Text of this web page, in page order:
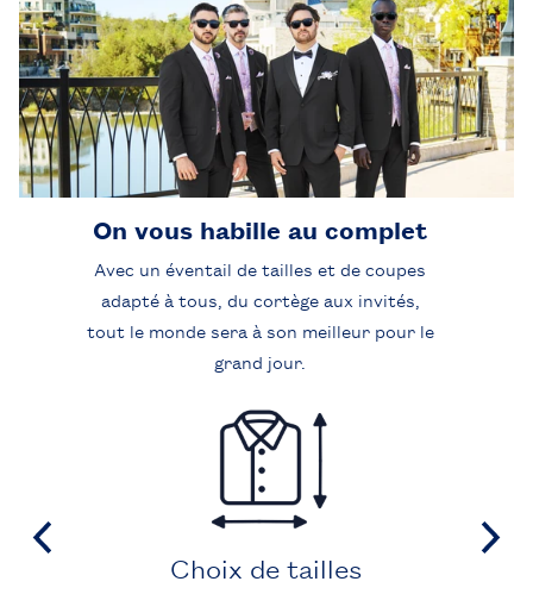
On vous habille au complet
Avec un éventail de tailles et de coupes
adapté à tous, du cortège aux invités,
tout le monde sera à son meilleur pour le
grand jour.
Choix de tailles